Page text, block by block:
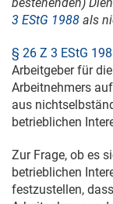
3 EStG 1988 als
§ 26 Z 3 EStG
Arbeitgeber für
Arbeitnehmers
aus
betrieblichen
Zur Frage, ob es
betrieblichen
festzustellen,